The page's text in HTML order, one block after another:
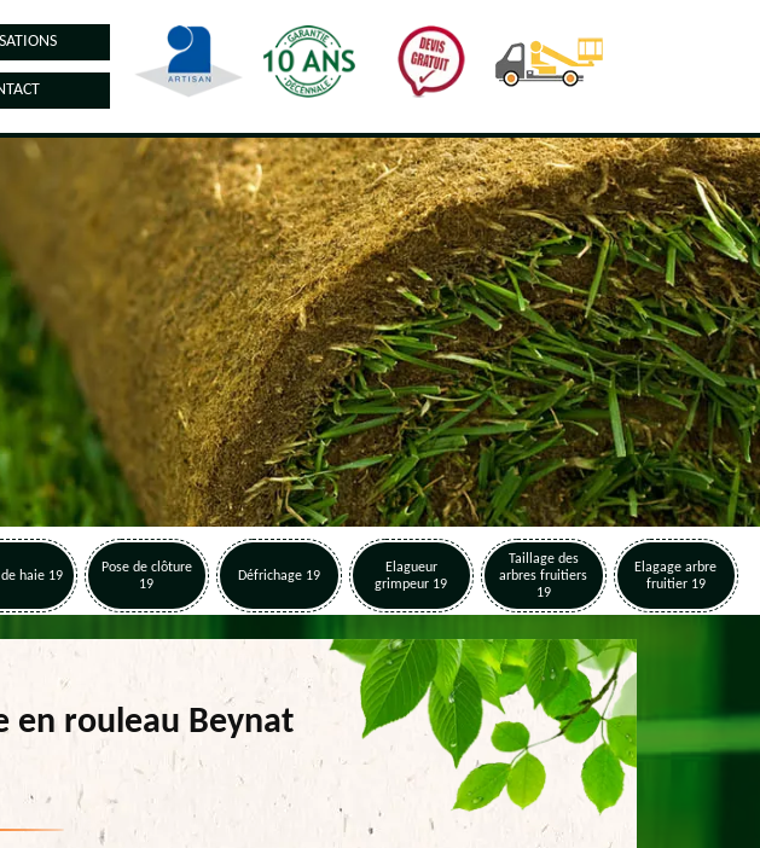
haie 19
Pose de clôture
19
Défrichage 19
Elagueur
grimpeur 19
Taillage des
arbres fruitiers
19
Elagage arbre
fruitier 19
en rouleau Beynat